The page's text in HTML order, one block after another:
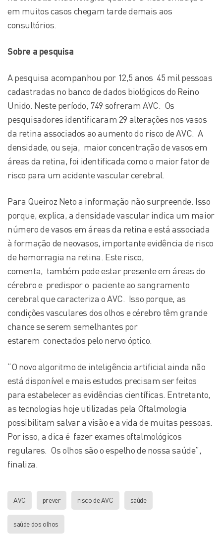
em muitos casos chegam tarde demais aos
consultórios.
Sobre a pesquisa
A pesquisa acompanhou por 12,5 anos 45 mil pessoas
cadastradas no banco de dados biológicos do Reino
Unido. Neste período, 749 sofreram AVC. Os
pesquisadores identificaram 29 alterações nos vasos
da retina associados ao aumento do risco de AVC. A
densidade, ou seja, maior concentração de vasos em
áreas da retina, foi identificada como o maior fator de
risco para um acidente vascular cerebral.
Para Queiroz Neto a informação não surpreende. Isso
porque, explica, a densidade vascular indica um maior
número de vasos em áreas da retina e está associada
à formação de neovasos, importante evidência de risco
de hemorragia na retina. Este risco,
comenta, também pode estar presente em áreas do
cérebro e predispor o paciente ao sangramento
cerebral que caracteriza o AVC. Isso porque, as
condições vasculares dos olhos e cérebro têm grande
chance se serem semelhantes por
estarem conectados pelo nervo óptico.
“O novo algoritmo de inteligência artificial ainda não
está disponível e mais estudos precisam ser feitos
para estabelecer as evidências científicas. Entretanto,
as tecnologias hoje utilizadas pela Oftalmologia
possibilitam salvar a visão e a vida de muitas pessoas.
Por isso, a dica é fazer exames oftalmológicos
regulares. Os olhos são o espelho de nossa saúde”,
finaliza.
AVC prever risco de AVC saúde
saúde dos olhos